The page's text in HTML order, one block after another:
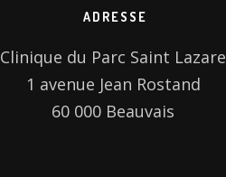
ADRESSE
Clinique du Parc Saint Lazare
1 avenue Jean Rostand
60 000 Beauvais